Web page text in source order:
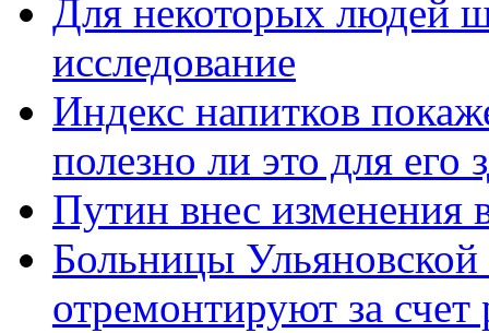
Для некоторых людей
исследование
Индекс напитков
полезно ли это для его
Путин внес
Больницы Ульяновской
отремонтируют за счет